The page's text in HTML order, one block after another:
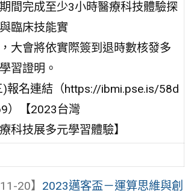
間完成至少3小時醫療科技體驗探
臨床技能實
大會將依實際簽到退時數核發多
習證明。
)報名連結（https://ibmi.pse.is/58d
）【2023台灣
科技展多元學習體驗】
20】 2023邁客盃－運算思維與創